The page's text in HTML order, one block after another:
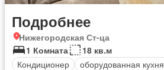
Подробнее
Нижегородская Ст-ца
1 Комната
18 кв.м
Кондиционер
оборудованная кухня